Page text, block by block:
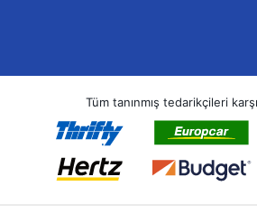
Tüm tanınmış tedarikçileri